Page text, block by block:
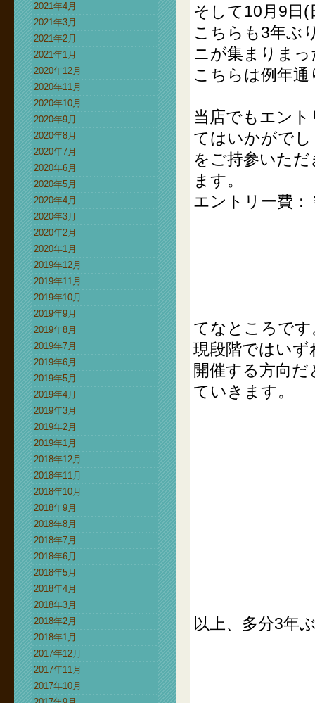
2021年4月
2021年3月
2021年2月
2021年1月
2020年12月
2020年11月
2020年10月
2020年9月
2020年8月
2020年7月
2020年6月
2020年5月
2020年4月
2020年3月
2020年2月
2020年1月
2019年12月
2019年11月
2019年10月
2019年9月
2019年8月
2019年7月
2019年6月
2019年5月
2019年4月
2019年3月
2019年2月
2019年1月
2018年12月
2018年11月
2018年10月
2018年9月
2018年8月
2018年7月
2018年6月
2018年5月
2018年4月
2018年3月
2018年2月
2018年1月
2017年12月
2017年11月
2017年10月
そして10月9日
こちらも3年ぶ
ニが集まりま
こちらは例年
当店でもエン
てはいかがで
をご持参いた
ます。
エントリー費：
てなところです
現段階ではい
開催する方向
ていきます。
以上、多分3年